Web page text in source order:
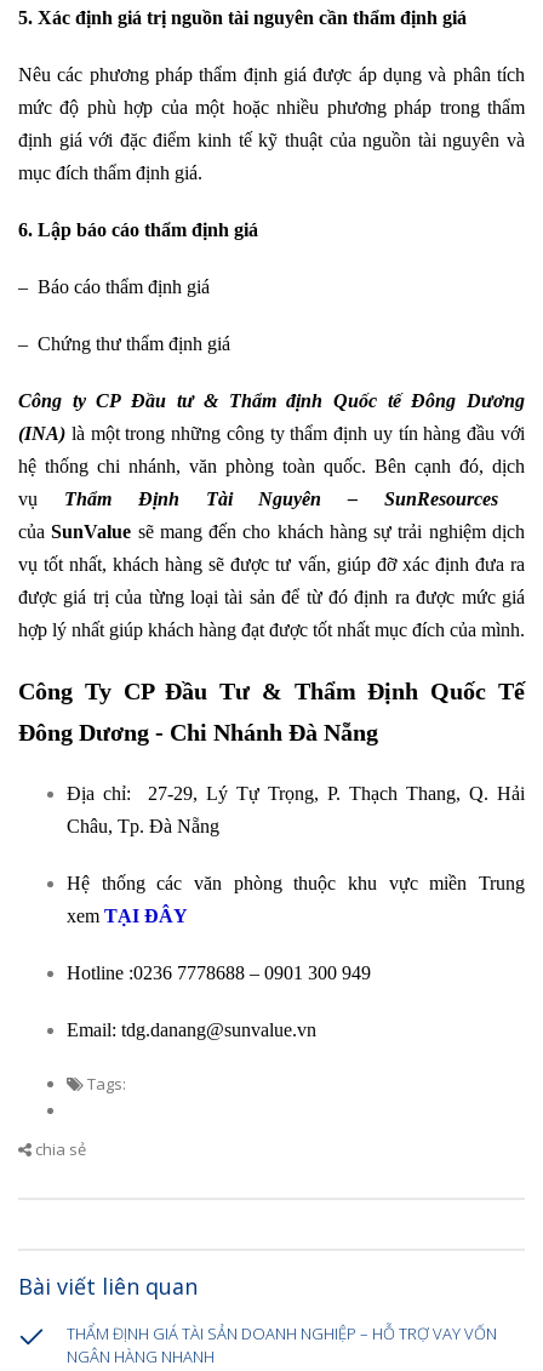
5. Xác định giá trị nguồn tài nguyên cần thẩm định giá
Nêu các phương pháp thẩm định giá được áp dụng và phân tích
mức độ phù hợp của một hoặc nhiều phương pháp trong thẩm
định giá với đặc điểm kinh tế kỹ thuật của nguồn tài nguyên và
mục đích thẩm định giá.
6. Lập báo cáo thẩm định giá
– Báo cáo thẩm định giá
– Chứng thư thẩm định giá
Công ty CP Đầu tư & Thẩm định Quốc tế Đông Dương
(INA) là một trong những công ty thẩm định uy tín hàng đầu với
hệ thống chi nhánh, văn phòng toàn quốc. Bên cạnh đó, dịch
vụ Thẩm Định Tài Nguyên – SunResources
củaSunValue sẽ mang đến cho khách hàng sự trải nghiệm dịch
vụ tốt nhất, khách hàng sẽ được tư vấn, giúp đỡ xác định đưa ra
được giá trị của từng loại tài sản để từ đó định ra được mức giá
hợp lý nhất giúp khách hàng đạt được tốt nhất mục đích của mình.
Công Ty CP Đầu Tư & Thẩm Định Quốc Tế
Đông Dương - Chi Nhánh Đà Nẵng
Địa chỉ: 27-29, Lý Tự Trọng, P. Thạch Thang, Q. Hải
Châu, Tp. Đà Nẵng
Hệ thống các văn phòng thuộc khu vực miền Trung
xem TẠI ĐÂY
Hotline :0236 7778688 – 0901 300 949
Email: tdg.danang@sunvalue.vn
Tags:
chia sẻ
Bài viết liên quan
THẨM ĐỊNH GIÁ TÀI SẢN DOANH NGHIỆP – HỖ TRỢ VAY VỐN
NGÂN HÀNG NHANH